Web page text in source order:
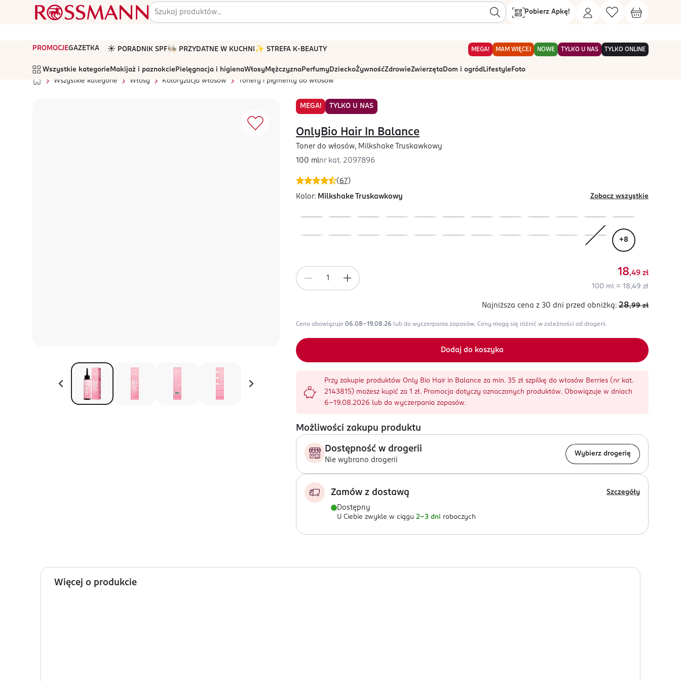
Pobierz Apkę!
PROMOCJEGAZETKA ☀️ PORADNIK SPF🧑🏻‍🍳 PRZYDATNE W KUCHNI ✨ STREFA K-BEAUTY MEGA! MAM WIĘCEJ NOWE TYLKO U NAS TYLKO ONLINE
Wszystkie kategorie Makijaż i paznokcie Pielęgnacja i higienaWłosyMężczyznaPerfumyDzieckoŻywnośćZdrowieZwierzętaDom i ogród Lifestyle Foto
Wszystkie kategorie
Włosy Koloryzacja włosów Tonery i pigmenty do włosów
MEGA! TYLKO U NAS
( 67)
OnlyBio Hair In Balance
Toner do włosów, Milkshake Truskawkowy
100 mlnr kat. 2097896
Kolor: Milkshake Truskawkowy Zobacz wszystkie
+8
18,49 zł
100 ml = 18,49 zł
Najniższa cena z 30 dni przed obniżką: 28,99 zł
Cena obowiązuje 06.08-19.08.26 lub do wyczerpania zapasów. Ceny mogą się różnić w zależności od drogerii.
Dodaj do koszyka
Przy zakupie produktów Only Bio Hair in Balance za min. 35 zł szpilkę do włosów Berries (nr kat.
2143815) możesz kupić za 1 zł. Promocja dotyczy oznaczonych produktów. Obowiązuje w dniach
6-19.08.2026 lub do wyczerpania zapasów.
Możliwości zakupu produktu
Dostępność w drogerii
Nie wybrano drogerii
Wybierz drogerię
Zamów z dostawą Szczegóły
Dostępny
U Ciebie zwykle w ciągu 2-3 dni roboczych
Więcej o produkcie